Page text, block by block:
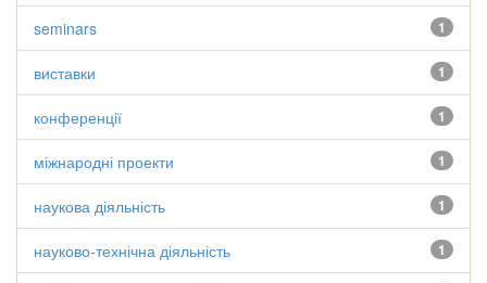
1
seminars
1
виставки
1
конференції
1
міжнародні проекти
1
наукова діяльність
1
науково-технічна діяльність